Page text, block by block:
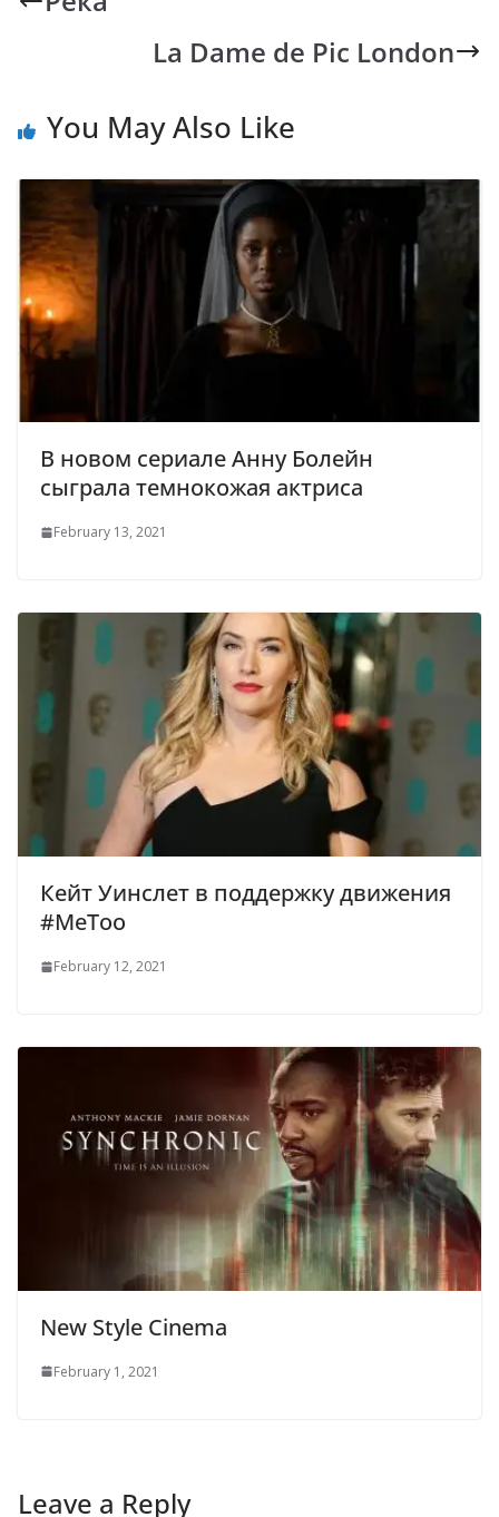
o
n m
La Dame de Pic London
You May Also Like
В новом сериале Анну Болейн
сыграла темнокожая актриса
February 13, 2021
Кейт Уинслет в поддержку движения
#MeToo
February 12, 2021
New Style Cinema
February 1, 2021
Leave a Reply